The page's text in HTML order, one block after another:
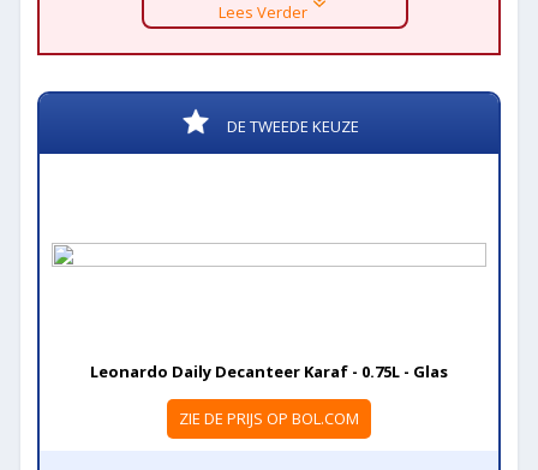
Lees Verder
DE TWEEDE KEUZE
Leonardo Daily Decanteer Karaf - 0.75L - Glas
ZIE DE PRIJS OP BOL.COM